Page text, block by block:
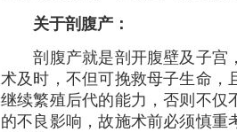
关于剖腹产：
剖腹产就是剖开腹壁及子宫
术及时，不但可挽救母子生命，
继续繁殖后代的能力，否则不仅
的不良影响，故施术前必须慎重